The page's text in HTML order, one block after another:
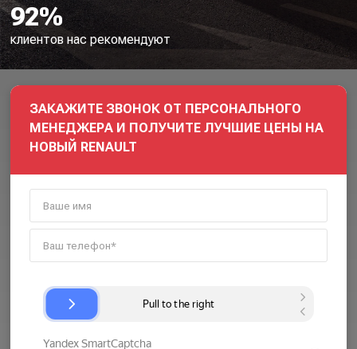
ЗАКАЖИТЕ ЗВОНОК ОТ ПЕРСОНАЛЬНОГО
МЕНЕДЖЕРА И ПОЛУЧИТЕ ЛУЧШИЕ ЦЕНЫ НА
НОВЫЙ RENAULT
92%
клиентов нас рекомендуют